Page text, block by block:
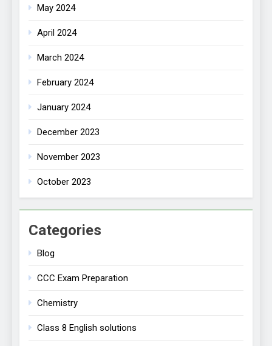
May 2024
April 2024
March 2024
February 2024
January 2024
December 2023
November 2023
October 2023
Categories
Blog
CCC Exam Preparation
Chemistry
Class 8 English solutions